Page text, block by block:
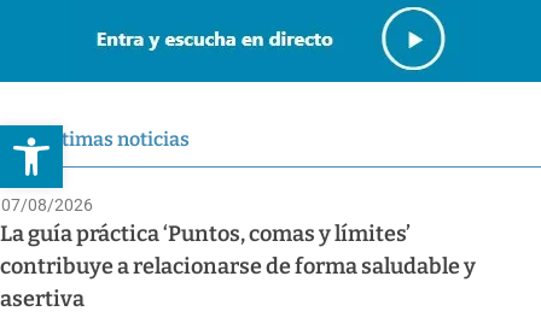
Abrir barra de herramientas
Últimas noticias
07/08/2026
La guía práctica ‘Puntos, comas y límites’
contribuye a relacionarse de forma saludable y
asertiva